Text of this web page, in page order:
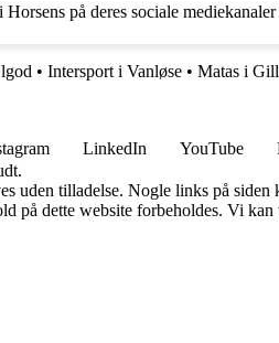
på deres sociale
• Intersport i Vanløse • Matas i
LinkedIn YouTube
uden tilladelse. Nogle links på siden
på dette website forbeholdes. Vi